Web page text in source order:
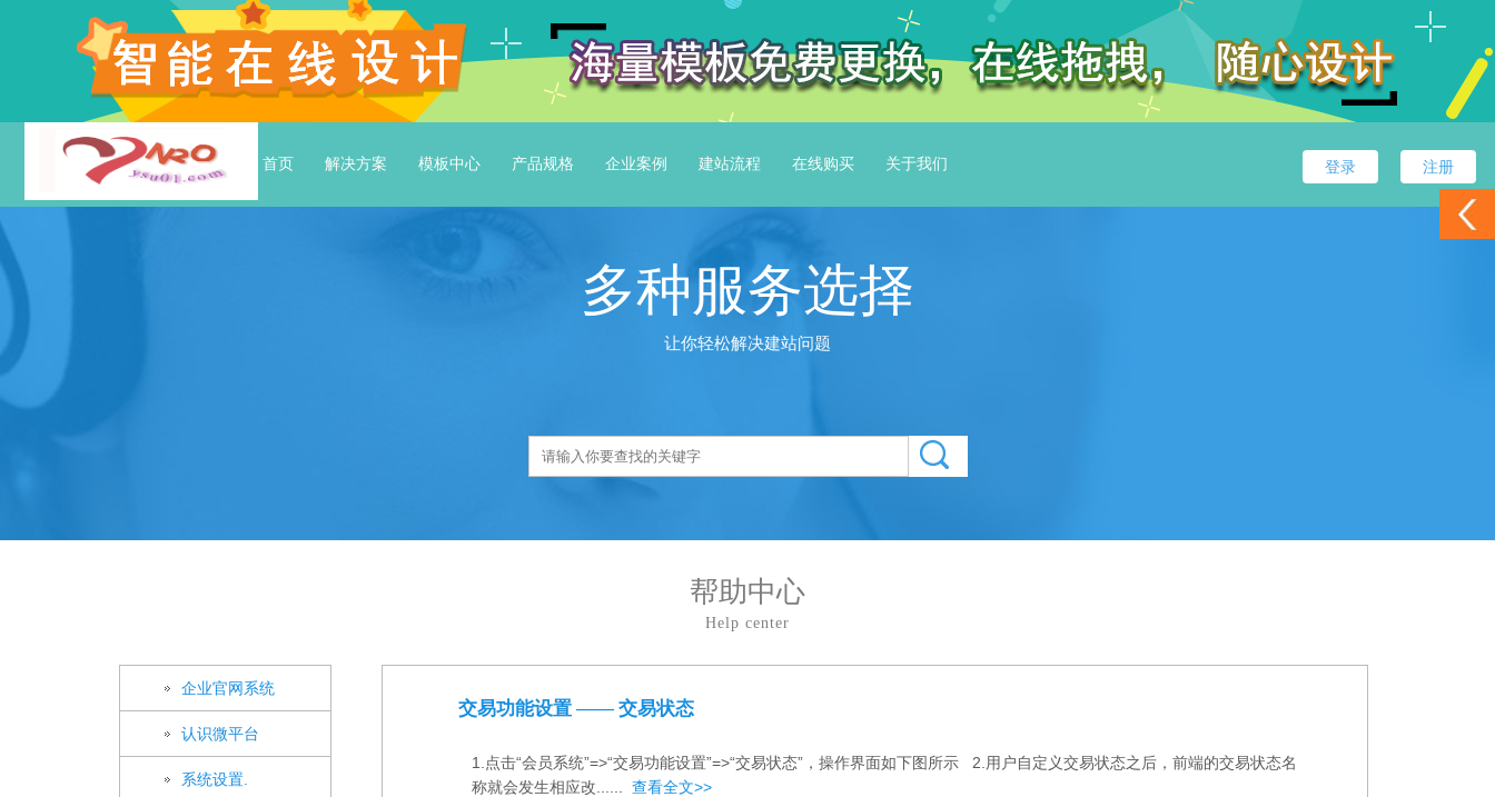
首页 解决方案 模板中心 产品规格 企业案例 建站流程 在线购买 关于我们 登录 注册
多种服务选择
让你轻松解决建站问题
帮助中心
Help center
企业官网系统
认识微平台
系统设置.
交易功能设置 —— 交易状态
1.点击“会员系统”=>“交易功能设置”=>“交易状态”，操作界面如下图所示 2.用户自定义交易状态之后，前端的交易状态名
称就会发生相应改...... 查看全文>>